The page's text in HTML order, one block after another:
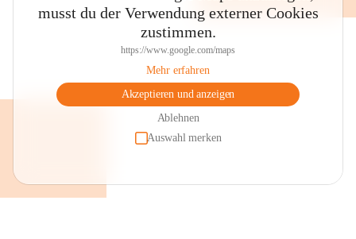
musst du der Verwendung externer Cookies
zustimmen.
https://www.google.com/maps
Mehr erfahren
Akzeptieren und anzeigen
Ablehnen
Auswahl merken